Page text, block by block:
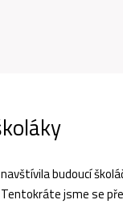
budoucí
jsme se